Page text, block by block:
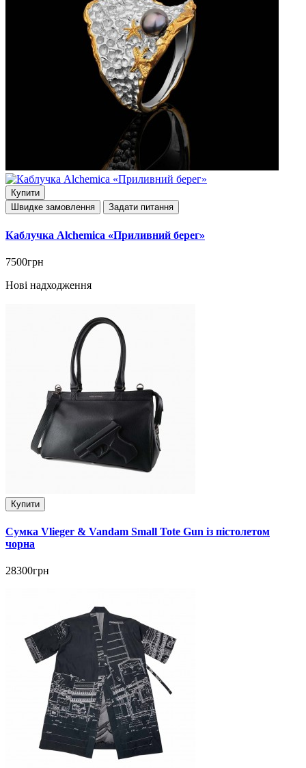
Купити
Швидке замовлення
Задати питання
Каблучка Alchemica «Приливний берег»
7500грн
Нові надходження
Купити
Сумка Vlieger & Vandam Small Tote Gun із пістолетом
чорна
28300грн